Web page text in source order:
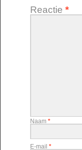
Reactie *
Naam *
E-mail *